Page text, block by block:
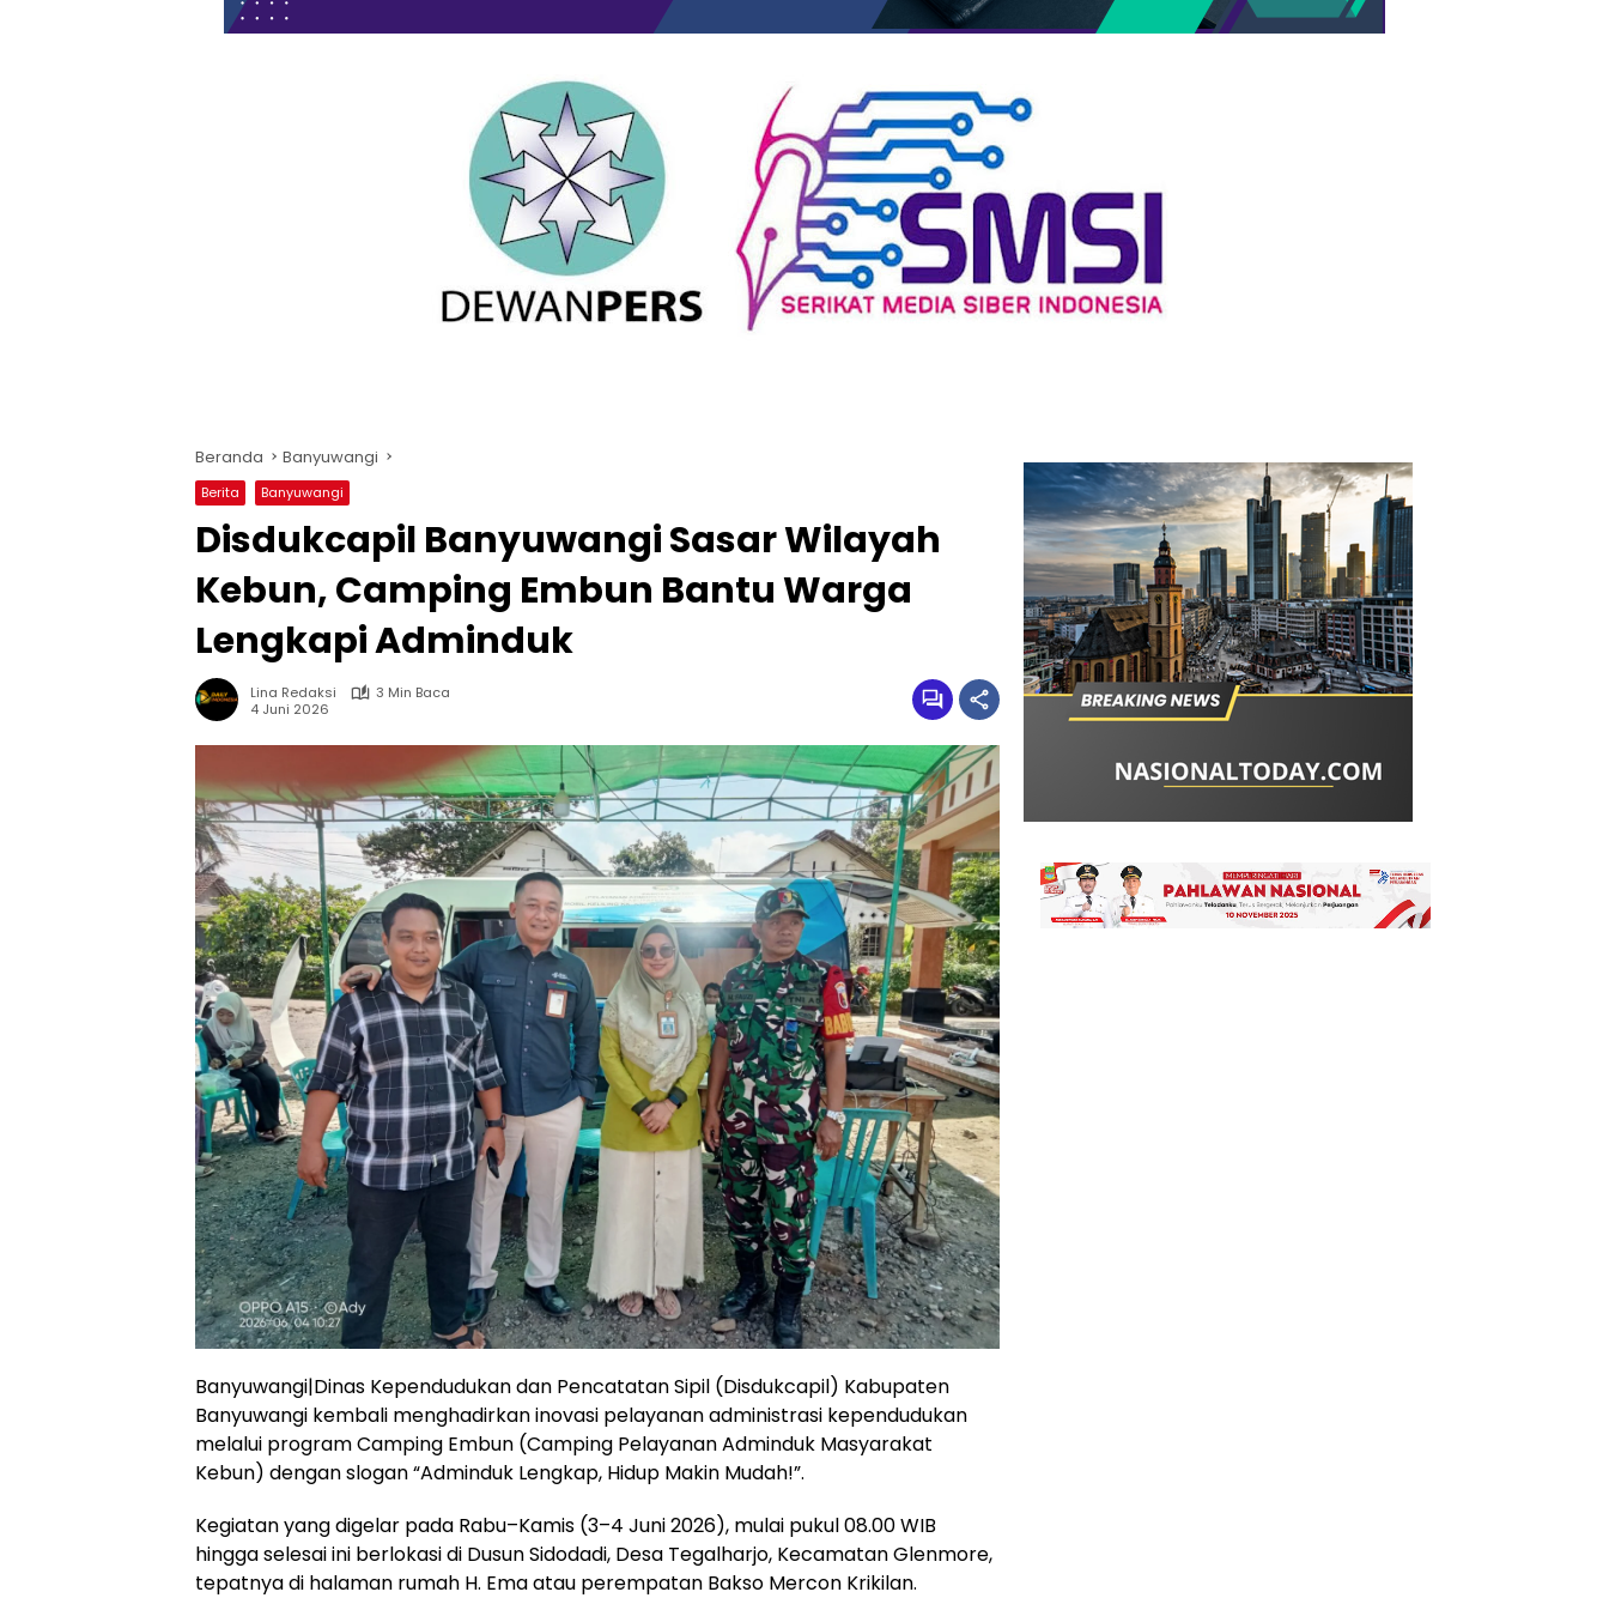
Beranda Banyuwangi
Berita Banyuwangi
Disdukcapil Banyuwangi Sasar Wilayah
Kebun, Camping Embun Bantu Warga
Lengkapi Adminduk
Lina Redaksi
3 Min Baca
4 Juni 2026
Banyuwangi|Dinas Kependudukan dan Pencatatan Sipil (Disdukcapil) Kabupaten
Banyuwangi kembali menghadirkan inovasi pelayanan administrasi kependudukan
melalui program Camping Embun (Camping Pelayanan Adminduk Masyarakat
Kebun) dengan slogan “Adminduk Lengkap, Hidup Makin Mudah!”.
Kegiatan yang digelar pada Rabu–Kamis (3–4 Juni 2026), mulai pukul 08.00 WIB
hingga selesai ini berlokasi di Dusun Sidodadi, Desa Tegalharjo, Kecamatan Glenmore,
tepatnya di halaman rumah H. Ema atau perempatan Bakso Mercon Krikilan.